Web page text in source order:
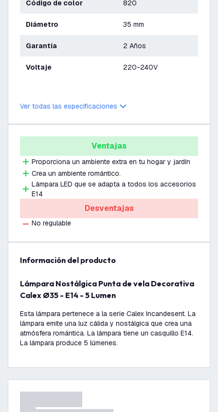
Código de color 820
Diámetro 35 mm
Garantía 2 Años
Voltaje 220-240V
Ver todas las especificaciones
Ventajas
Proporciona un ambiente extra en tu hogar y jardín
Crea un ambiente romántico.
Lámpara LED que se adapta a todos los accesorios
E14
Desventajas
No regulable
información del producto
Lámpara Nostálgica Punta de vela Decorativa
Calex Ø35 - E14 - 5 Lumen
Esta lámpara pertenece a la serie Calex Incandesent. La
lámpara emite una luz cálida y nostálgica que crea una
atmósfera romántica. La lámpara tiene un casquillo E14.
La lámpara produce 5 lúmenes.